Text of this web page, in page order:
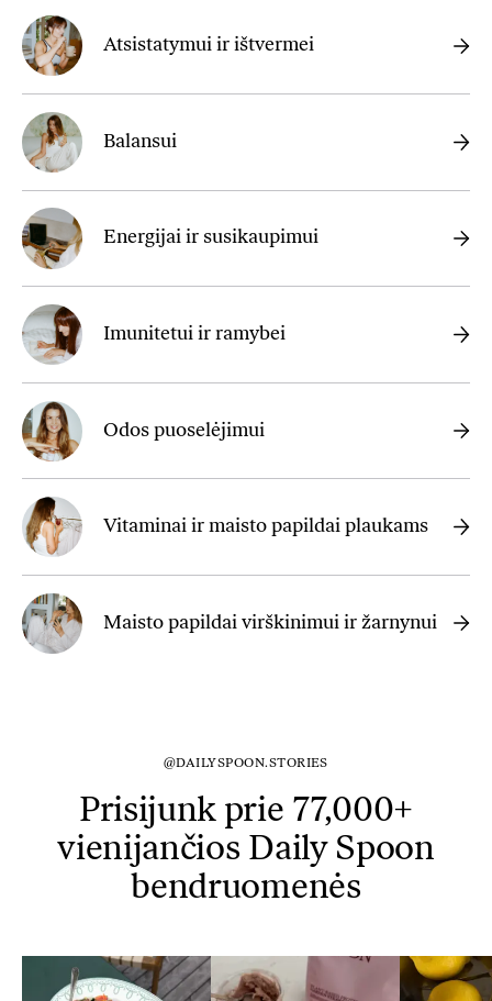
Atsistatymui ir ištvermei
Balansui
Energijai ir susikaupimui
Imunitetui ir ramybei
Odos puoselėjimui
Vitaminai ir maisto papildai plaukams
Maisto papildai virškinimui ir žarnynui
@DAILYSPOON.STORIES
Prisijunk prie 77,000+
vienijančios Daily Spoon
bendruomenės